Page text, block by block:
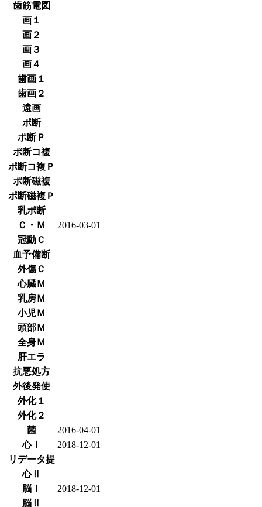
歯筋電図
画１
画２
画３
画４
歯画１
歯画２
遠画
ポ断
ポ断Ｐ
ポ断コ複
ポ断コ複Ｐ
ポ断磁複
ポ断磁複Ｐ
乳ポ断
Ｃ・Ｍ
2016-03-01
冠動Ｃ
血予備断
外傷Ｃ
心臓Ｍ
乳房Ｍ
小児Ｍ
頭部Ｍ
全身Ｍ
肝エラ
抗悪処方
外後発使
外化１
外化２
菌
2016-04-01
心Ⅰ
2018-12-01
リデータ提
心Ⅱ
脳Ⅰ
2018-12-01
脳Ⅱ